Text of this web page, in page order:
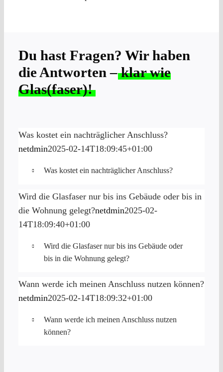
Du hast Fragen? Wir haben
die Antworten –klar wie
Glas(faser)!
Was kostet ein nachträglicher Anschluss?
netdmin2025-02-14T18:09:45+01:00
Was kostet ein nachträglicher Anschluss?
Wird die Glasfaser nur bis ins Gebäude oder bis in
die Wohnung gelegt?netdmin2025-02-
14T18:09:40+01:00
Wird die Glasfaser nur bis ins Gebäude oder
bis in die Wohnung gelegt?
Wann werde ich meinen Anschluss nutzen können?
netdmin2025-02-14T18:09:32+01:00
Wann werde ich meinen Anschluss nutzen
können?